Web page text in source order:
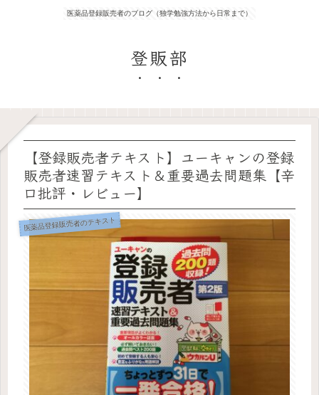
医薬品登録販売者のブログ（独学勉強方法から日常まで）
登販部
【登録販売者テキスト】ユーキャンの登録
販売者速習テキスト＆重要過去問題集【辛
口批評・レビュー】
医薬品登録販売者のテキスト